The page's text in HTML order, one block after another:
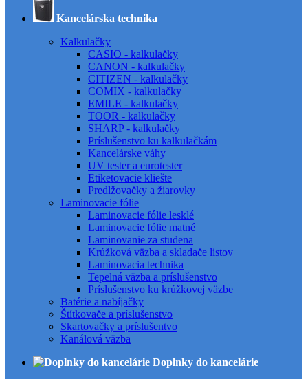
Kancelárska technika
Kalkulačky
CASIO - kalkulačky
CANON - kalkulačky
CITIZEN - kalkulačky
COMIX - kalkulačky
EMILE - kalkulačky
TOOR - kalkulačky
SHARP - kalkulačky
Príslušenstvo ku kalkulačkám
Kancelárske váhy
UV tester a eurotester
Etiketovacie kliešte
Predlžovačky a žiarovky
Laminovacie fólie
Laminovacie fólie lesklé
Laminovacie fólie matné
Laminovanie za studena
Krúžková väzba a skladače listov
Laminovacia technika
Tepelná väzba a príslušenstvo
Príslušenstvo ku krúžkovej väzbe
Batérie a nabíjačky
Štítkovače a príslušenstvo
Skartovačky a príslušentvo
Kanálová väzba
Doplnky do kancelárie